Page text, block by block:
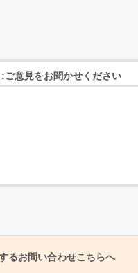
ご意見をお聞かせください
るお問い合わせこちらへ